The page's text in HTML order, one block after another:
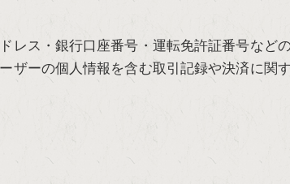
レス・銀行口座番号・運転免許証番号など
ザーの個人情報を含む取引記録や決済に関